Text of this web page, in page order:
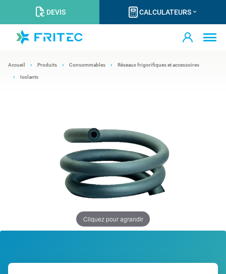
DEVIS CALCULATEURS
Accueil Produits Consommables Réseaux frigorifiques et accessoires
Isolants
Cliquez pour agrandir